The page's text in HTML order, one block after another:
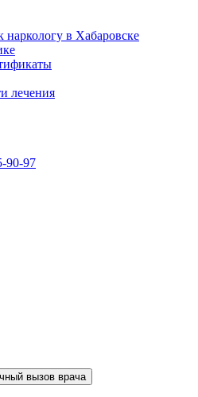
наркологу в Хабаровске
лечения
90-97
вызов врача